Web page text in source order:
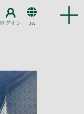
ログイン
CN